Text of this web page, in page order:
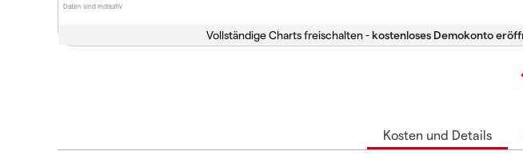
Daten sind indikativ
Vollständige Charts freischalten -
Kosten und Details